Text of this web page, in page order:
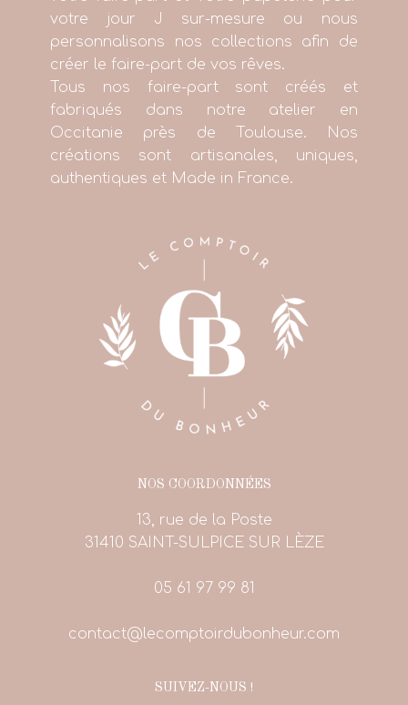
votre jour J sur-mesure ou nous
personnalisons nos collections afin de
créer le faire-part de vos rêves.
Tous nos faire-part sont créés et
fabriqués dans notre atelier en
Occitanie près de Toulouse. Nos
créations sont artisanales, uniques,
authentiques et Made in France.
NOS COORDONNÉES
13, rue de la Poste
31410 SAINT-SULPICE SUR LÈZE
05 61 97 99 81
contact@lecomptoirdubonheur.com
SUIVEZ-NOUS !